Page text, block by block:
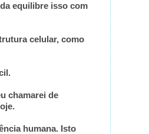
equilibre isso com
celular, como
chamarei de
humana. Isto